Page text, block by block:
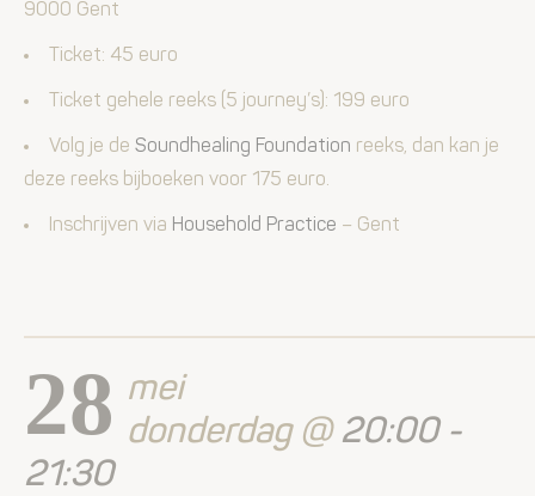
9000 Gent
Ticket: 45 euro
Ticket gehele reeks (5 journey’s): 199 euro
Volg je de Soundhealing Foundation reeks, dan kan je
deze reeks bijboeken voor 175 euro.
Inschrijven via Household Practice – Gent
28 mei
donderdag @ 20:00 -
21:30